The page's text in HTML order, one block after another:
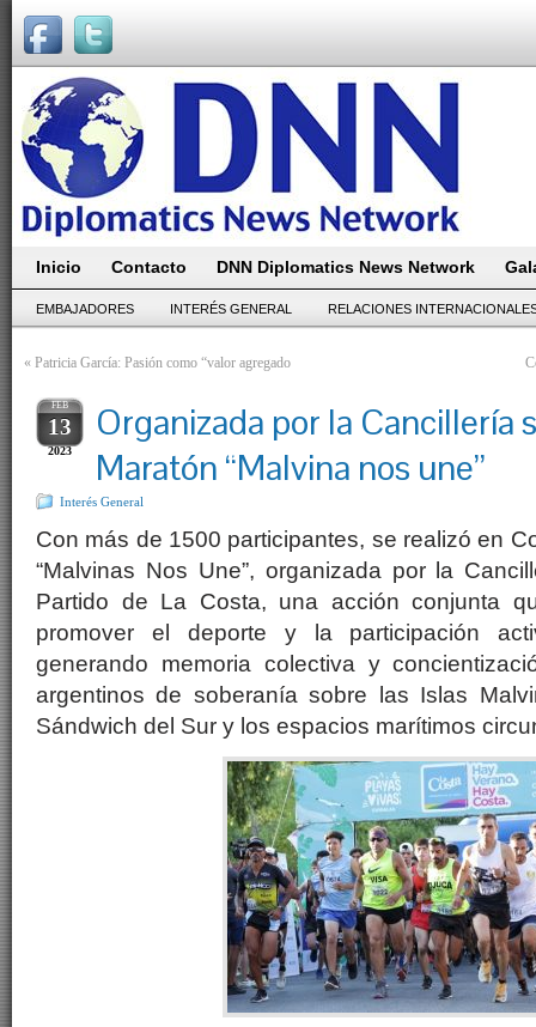
Inicio Contacto DNN Diplomatics News Network
EMBAJADORES INTERÉS GENERAL RELACIONES
« Patricia García: Pasión como “valor agregado
FEB
13
2023
Organizada por la Cancillería
Maratón “Malvina nos une”
Interés General
Con más de 1500 participantes, se realizó en
“Malvinas Nos Une”, organizada por la
Partido de La Costa, una acción conjunta
promover el deporte y la participación
generando memoria colectiva y
argentinos de soberanía sobre las Islas
Sándwich del Sur y los espacios marítimos